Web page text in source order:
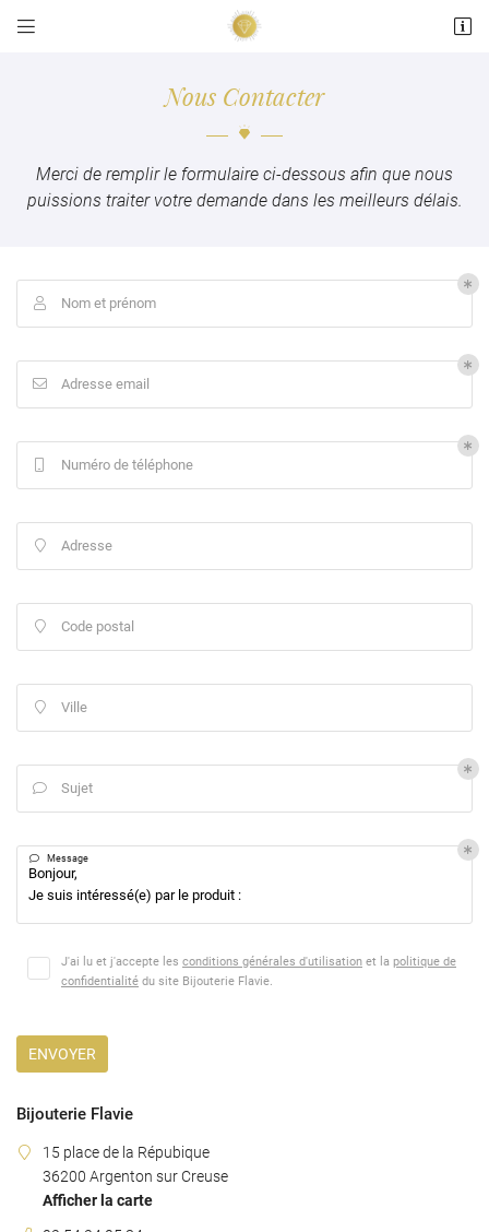

Accueil
- Joaillerie
Horlogerie
produits
Marques

Une
En cochant cette case, vous consentez à recevoir nos propositions commerciales à
utilisantle formulaire de désinscription.
INSCRIPTION
Nous Contacter
Merci de remplir le formulaire ci-dessous afin que nous
puissions traiter votre demande dans les meilleurs délais.
 Nom et prénom
 Adresse email
Numéro de téléphone
 Adresse
 Code postal
 Ville
 Sujet
 Message
J'ai lu et j'accepte les conditions générales d'utilisation et la politique de
confidentialité du site Bijouterie Flavie.
ENVOYER
Bijouterie Flavie
15 place de la Répubique
36200 Argenton sur Creuse
Afficher la carte